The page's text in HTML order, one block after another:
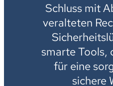
Schluss mit
veralteten
smarte Tools,
für eine
sichere